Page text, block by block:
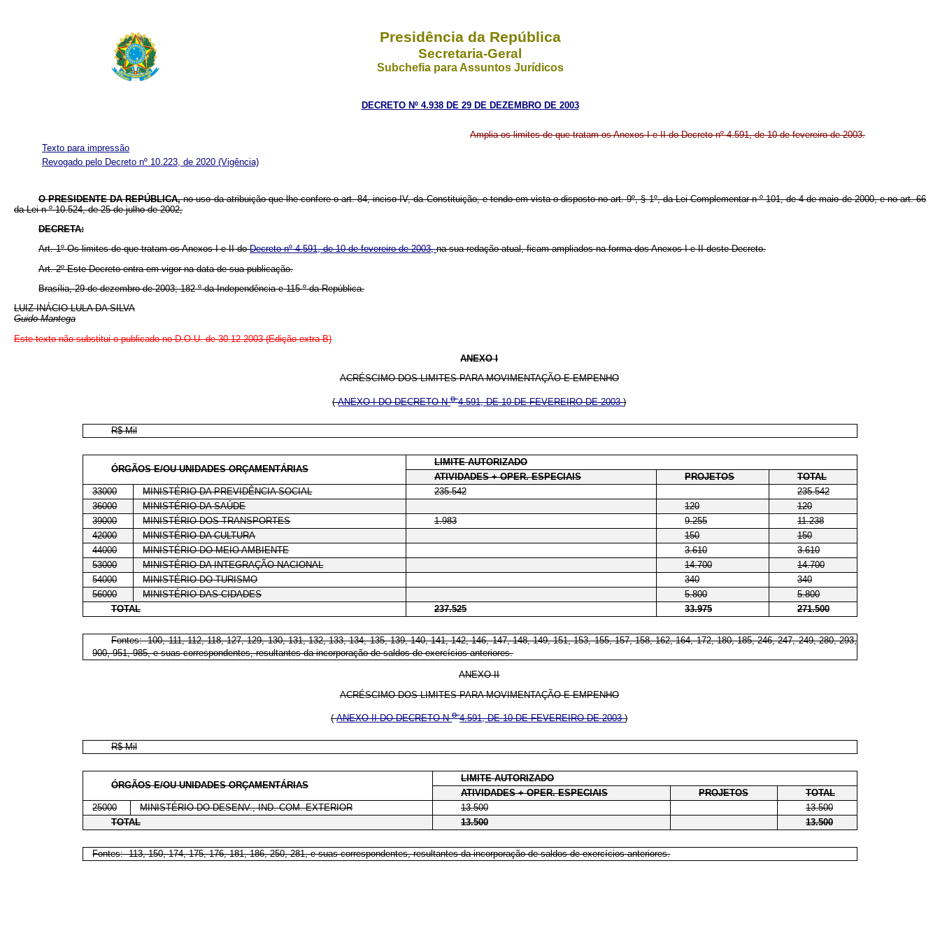
Presidência da República
Secretaria-Geral
Subchefia para Assuntos Jurídicos
DECRETO Nº 4.938 DE 29 DE DEZEMBRO DE 2003
Amplia os limites de que tratam os Anexos I e II do Decreto nº 4.591, de 10 de fevereiro de 2003.
Texto para impressão
Revogado pelo Decreto nº 10.223, de 2020 (Vigência)
O PRESIDENTE DA REPÚBLICA,no uso da atribuição que lhe confere o art. 84, inciso IV, da Constituição, e tendo em vista o disposto no art. 9º, § 1º, da Lei Complementar nº101, de 4 de maio de 2000, e no art. 66
da Lei nº10.524, de 25 de julho de 2002,
DECRETA:
Art. 1º Os limites de que tratam os Anexos I e II doDecreto nº 4.591, de 10 de fevereiro de 2003,na sua redação atual, ficam ampliados na forma dos Anexos I e II deste Decreto.
Art. 2º Este Decreto entra em vigor na data de sua publicação.
Brasília, 29 de dezembro de 2003; 182ºda Independência e 115ºda República.
LUIZ INÁCIO LULA DA SILVA
Guido Mantega
Este texto não substitui o publicado no D.O.U. de 30.12.2003 (Edição extra-B)
ANEXO I
ACRÉSCIMO DOS LIMITES PARA MOVIMENTAÇÃO E EMPENHO
(ANEXO I DO DECRETO No4.591, DE 10 DE FEVEREIRO DE 2003)
R$ Mil
ÓRGÃOS E/OU UNIDADES ORÇAMENTÁRIAS
LIMITE AUTORIZADO
ATIVIDADES + OPER. ESPECIAIS
PROJETOS
TOTAL
33000
MINISTÉRIO DA PREVIDÊNCIA SOCIAL 235.542
235.542
36000
MINISTÉRIO DA SAÚDE 120
120
39000
MINISTÉRIO DOS TRANSPORTES 1.983 9.255
11.238
42000
MINISTÉRIO DA CULTURA 150
150
44000
MINISTÉRIO DO MEIO AMBIENTE 3.610
3.610
53000
MINISTÉRIO DA INTEGRAÇÃO NACIONAL 14.700
14.700
54000
MINISTÉRIO DO TURISMO 340
340
56000
MINISTÉRIO DAS CIDADES 5.800
5.800
TOTAL
237.525 33.975 271.500
Fontes: 100, 111, 112, 118, 127, 129, 130, 131, 132, 133, 134, 135, 139, 140, 141, 142, 146, 147, 148, 149, 151, 153, 155, 157, 158, 162, 164, 172, 180, 185, 246, 247, 249, 280, 293,
900, 951, 985, e suas correspondentes, resultantes da incorporação de saldos de exercícios anteriores.
ANEXO II
ACRÉSCIMO DOS LIMITES PARA MOVIMENTAÇÃO E EMPENHO
(ANEXO II DO DECRETO No4.591, DE 10 DE FEVEREIRO DE 2003)
R$ Mil
ÓRGÃOS E/OU UNIDADES ORÇAMENTÁRIAS
LIMITE AUTORIZADO
ATIVIDADES + OPER. ESPECIAIS
PROJETOS
TOTAL
25000
MINISTÉRIO DO DESENV., IND. COM. EXTERIOR 13.500
13.500
TOTAL
13.500 13.500
Fontes: 113, 150, 174, 175, 176, 181, 186, 250, 281, e suas correspondentes, resultantes da incorporação de saldos de exercícios anteriores.